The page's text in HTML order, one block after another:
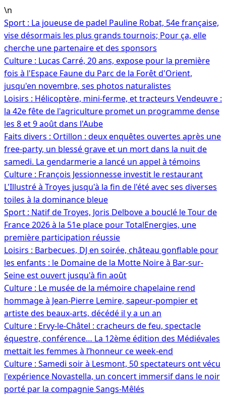
\n
au
contenu
Sport : La joueuse de padel Pauline Robat, 54e française,
vise désormais les plus grands tournois; Pour ça, elle
cherche une partenaire et des sponsors
Culture : Lucas Carré, 20 ans, expose pour la première
fois à l'Espace Faune du Parc de la Forêt d'Orient,
jusqu'en novembre, ses photos naturalistes
Loisirs : Hélicoptère, mini-ferme, et tracteurs Vendeuvre :
la 42e fête de l'agriculture promet un programme dense
les 8 et 9 août dans l'Aube
Faits divers : Ortillon : deux enquêtes ouvertes après une
free-party, un blessé grave et un mort dans la nuit de
samedi. La gendarmerie a lancé un appel à témoins
Culture : François Jessionnesse investit le restaurant
L'Illustré à Troyes jusqu'à la fin de l'été avec ses diverses
toiles à la dominance bleue
Sport : Natif de Troyes, Joris Delbove a bouclé le Tour de
France 2026 à la 51e place pour TotalEnergies, une
première participation réussie
Loisirs : Barbecues, DJ en soirée, château gonflable pour
les enfants : le Domaine de la Motte Noire à Bar-sur-
Seine est ouvert jusqu'à fin août
Culture : Le musée de la mémoire chapelaine rend
hommage à Jean-Pierre Lemire, sapeur-pompier et
artiste des beaux-arts, décédé il y a un an
Culture : Ervy-le-Châtel : cracheurs de feu, spectacle
équestre, conférence… La 12ème édition des Médiévales
mettait les femmes à l’honneur ce week-end
Culture : Samedi soir à Lesmont, 50 spectateurs ont vécu
l'expérience Novastella, un concert immersif dans le noir
porté par la compagnie Sangs-Mêlés